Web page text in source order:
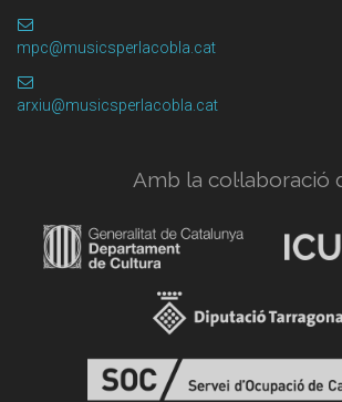
mpc@musicsperlacobla.cat
arxiu@musicsperlacobla.cat
Amb la col·laboració